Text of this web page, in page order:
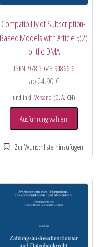
Compatibility of Subscription-
Based Models with Article 5(2)
of the DMA
ISBN: 978-3-643-91866-6
ab24,90 €
und inkl. Versand (D, A, CH)
Ausführung wählen